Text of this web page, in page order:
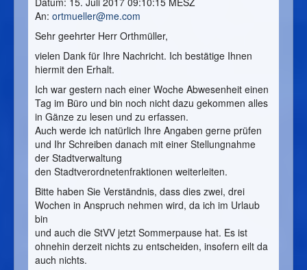
An: ortmueller@me.com
Sehr geehrter Herr Orthmüller,
vielen Dank für Ihre Nachricht. Ich bestätige Ihnen
hiermit den Erhalt.
Ich war gestern nach einer Woche Abwesenheit einen
Tag im Büro und bin noch nicht dazu gekommen alles
in Gänze zu lesen und zu erfassen.
Auch werde ich natürlich Ihre Angaben gerne prüfen
und Ihr Schreiben danach mit einer Stellungnahme
der Stadtverwaltung
den Stadtverordnetenfraktionen weiterleiten.
Bitte haben Sie Verständnis, dass dies zwei, drei
Wochen in Anspruch nehmen wird, da ich im Urlaub
bin
und auch die StVV jetzt Sommerpause hat. Es ist
ohnehin derzeit nichts zu entscheiden, insofern eilt da
auch nichts.